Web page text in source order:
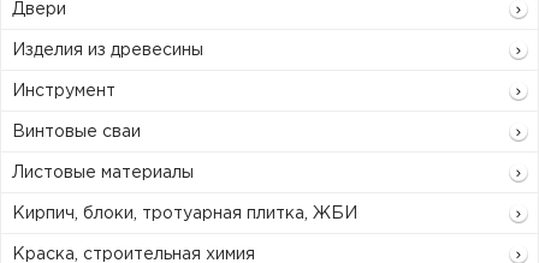
Двери
Изделия из древесины
Инструмент
Винтовые сваи
Листовые материалы
Кирпич, блоки, тротуарная плитка, ЖБИ
Краска, строительная химия